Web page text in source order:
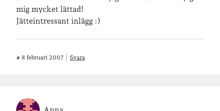
mig mycket lättad!
Jätteintressant inlägg :)
# 8 februari 2007 Svara